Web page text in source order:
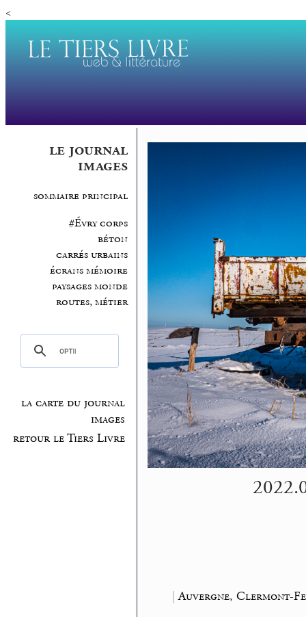
<
le journal
images
sommaire principal
#Évry corps
béton
carrés urbains
écrans mémoire
paysages monde
routes, métier
la carte du journal
images
retour le Tiers Livre
|Auvergne, Clermont-